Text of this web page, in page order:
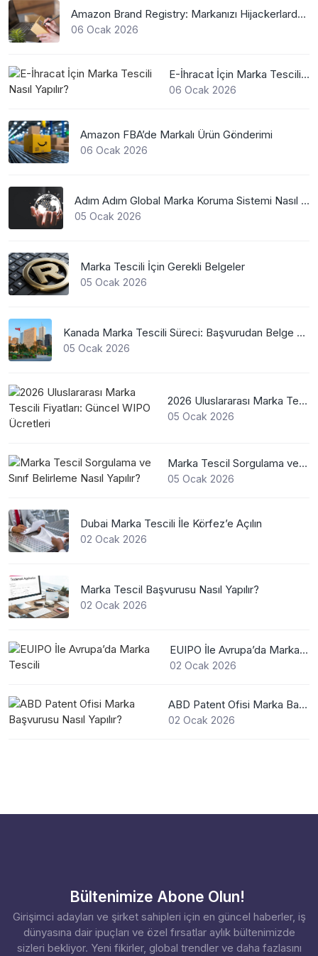
Amazon Brand Registry: Markanızı Hijackerlardan Koruyun
06 Ocak 2026
E-İhracat İçin Marka Tescili Nasıl Yapılır?
06 Ocak 2026
Amazon FBA’de Markalı Ürün Gönderimi
06 Ocak 2026
Adım Adım Global Marka Koruma Sistemi Nasıl Çalışır?
05 Ocak 2026
Marka Tescili İçin Gerekli Belgeler
05 Ocak 2026
Kanada Marka Tescili Süreci: Başvurudan Belge Alımına Kadar Her Şey
05 Ocak 2026
2026 Uluslararası Marka Tescili Fiyatları: Güncel WIPO Ücretleri
05 Ocak 2026
Marka Tescil Sorgulama ve Sınıf Belirleme Nasıl Yapılır?
05 Ocak 2026
Dubai Marka Tescili İle Körfez’e Açılın
02 Ocak 2026
Marka Tescil Başvurusu Nasıl Yapılır?
02 Ocak 2026
EUIPO İle Avrupa’da Marka Tescili
02 Ocak 2026
ABD Patent Ofisi Marka Başvurusu Nasıl Yapılır?
02 Ocak 2026
Bültenimize Abone Olun!
Girişimci adayları ve şirket sahipleri için en güncel haberler, iş
dünyasına dair ipuçları ve özel fırsatlar aylık bültenimizde
sizleri bekliyor. Yeni fikirler, global trendler ve daha fazlasını